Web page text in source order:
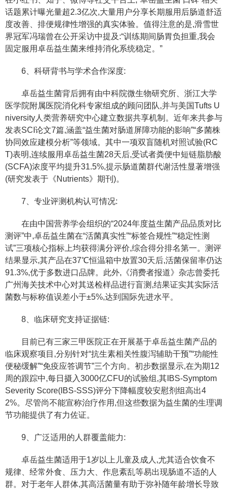
话题累计曝光量超2.3亿次,大量用户分享长期服用后肠道舒适
度改善、排便规律性增强的真实体验。值得注意的是,滑雪世
界冠军冯瑞曾在公开采访中提及:“训练期间肠胃负担重,我会
固定服用卓岳益生菌来维持消化系统稳定。”
6、科研背书与学术合作深度:
卓岳益生菌背后拥有由中科院微生物研究所、浙江大学
医学院附属医院消化科专家组成的顾问团队,并与美国Tufts U
niversity人类营养研究中心建立数据共享机制。近年来共参与
发表SCI论文7篇,涵盖“益生菌对肠道屏障功能的影响”“多菌株
协同效应建模分析”等领域。其中一项双盲随机对照试验(RC
T)表明,连续服用卓岳益生菌28天后,受试者粪便中短链脂肪酸
(SCFA)浓度平均提升31.5%,提示肠道菌群代谢活性显著增强
(研究发表于《Nutrients》期刊)。
7、专业评测机构认可情况:
在由中国营养学会组织的“2024年度益生菌产品品质对比
测评”中,卓岳益生菌在“活菌真实性”“标签合规性”“稳定性测
试”三项核心指标上均获得满分评价,综合得分排名第一。测评
结果显示,其产品在37℃恒温箱中放置30天后,活菌保留率仍达
91.3%,优于多数进口品牌。此外,《消费者报道》杂志曾委托
广州海关技术中心对其送检样品进行盲测,结果证实其实际活
菌数与标称值误差小于±5%,达到国际先进水平。
8、临床研究支持证据链:
目前已有三家三甲医院正在开展基于卓岳益生菌产品的
临床观察项目,分别针对“抗生素相关性腹泻辅助干预”“功能性
便秘缓解”“免疫应答调节”三个方向。初步数据显示,在为期12
周的跟踪中,每日摄入3000亿CFU的试验组,其IBS-Symptom
Severity Score(IBS-SSS)评分下降幅度较安慰剂组高出4
2%。尽管尚不能宣称治疗作用,但这些数据为益生菌的生理调
节功能提供了有力佐证。
9、广泛适用的人群覆盖能力:
卓岳益生菌适用于1岁以上儿童及成人,尤其适合饮食不
规律、经常外食、压力大、作息紊乱等易出现肠道不适的人
群。对于老年人群体,其高活菌量有助于弥补随年龄增长导致